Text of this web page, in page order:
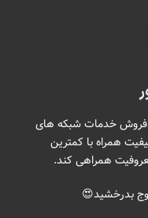
فروش خدمات شبکه های
همراه با کمترین
همراهی کند.
بدرخشید😍